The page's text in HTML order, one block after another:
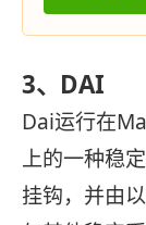
3、DAI
Dai运行在
上的一种稳
挂钩，并由